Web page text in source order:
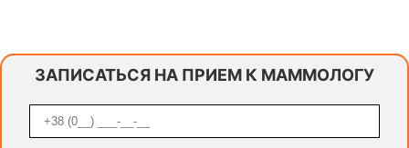
ЗАПИСАТЬСЯ НА ПРИЕМ К МАММОЛОГУ